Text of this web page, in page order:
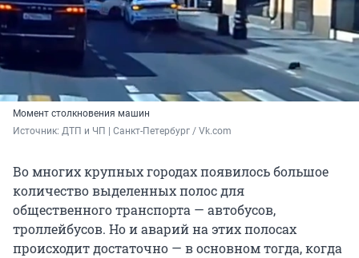
Момент столкновения машин
Источник: ДТП и ЧП | Санкт-Петербург / Vk.com
Во многих крупных городах появилось большое
количество выделенных полос для
общественного транспорта — автобусов,
троллейбусов. Но и аварий на этих полосах
происходит достаточно — в основном тогда, когда